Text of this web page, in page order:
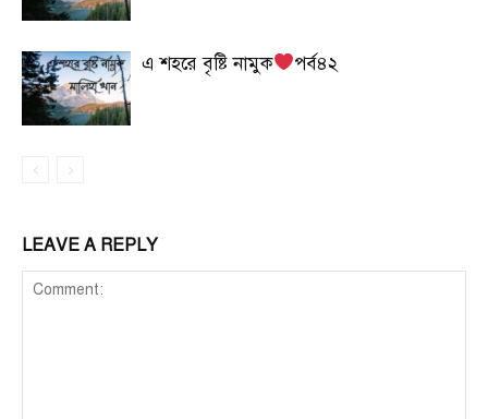
এ শহরে বৃষ্টি নামুক পর্ব৪২
LEAVE A REPLY